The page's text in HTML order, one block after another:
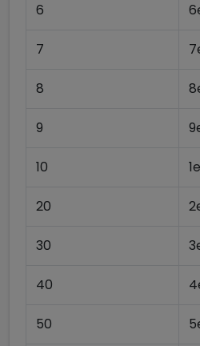
6
7
8
9
10
20
30
40
50